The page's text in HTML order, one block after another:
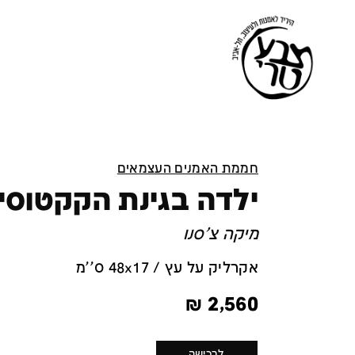
חממת האמנים העצמאים
ילדה בגינת
מיקה צ'סנו
אקרליק על עץ / 48x17 ס''מ
2,560
₪